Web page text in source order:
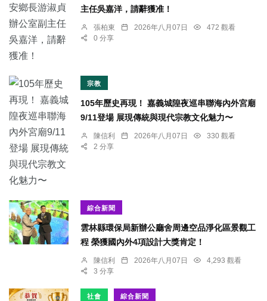
主任吳嘉洋，請辭獲准！
張柏東 2026年八月07日
472 觀看
0 分享
宗教
105年歷史再現！ 嘉義城隍夜巡串聯海內外宮廟
9/11登場 展現傳統與現代宗教文化魅力〜
陳信利 2026年八月07日
330 觀看
2 分享
綜合新聞
雲林縣環保局新辦公廳舍周邊空品淨化區景觀工
程 榮獲國內外4項設計大獎肯定！
陳信利 2026年八月07日
4,293 觀看
3 分享
社會 綜合新聞